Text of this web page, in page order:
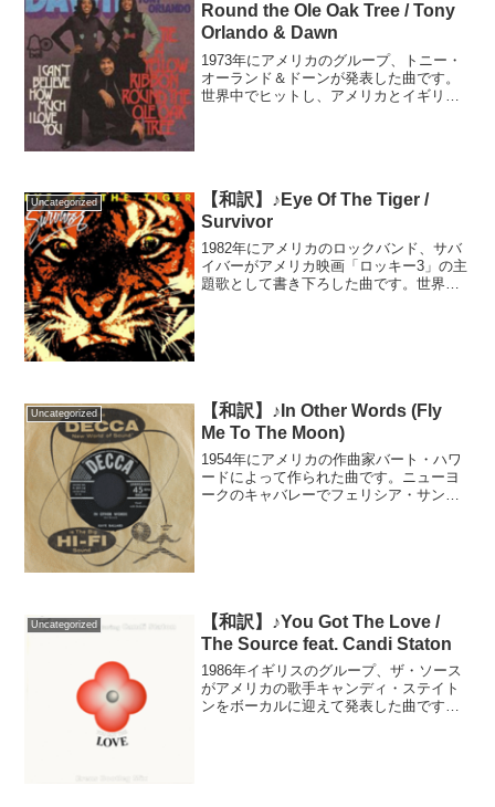
Round the Ole Oak Tree / Tony
Orlando & Dawn
1973年にアメリカのグループ、トニー・
オーランド＆ドーンが発表した曲です。
世界中でヒットし、アメリカとイギリス
Uncategorized
【和訳】♪Eye Of The Tiger /
Survivor
1982年にアメリカのロックバンド、サバ
イバーがアメリカ映画「ロッキー3」の主
題歌として書き下ろした曲です。世界中
Uncategorized
【和訳】♪In Other Words (Fly
Me To The Moon)
1954年にアメリカの作曲家バート・ハワ
ードによって作られた曲です。ニューヨ
ークのキャバレーでフェリシア・サンダ
Uncategorized
【和訳】♪You Got The Love /
The Source feat. Candi Staton
1986年イギリスのグループ、ザ・ソース
がアメリカの歌手キャンディ・ステイト
ンをボーカルに迎えて発表した曲です。